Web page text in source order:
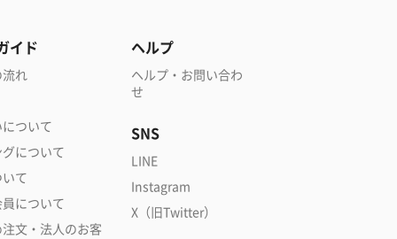
イド
れ
ついて
について
て
について
文・法人のお客
ヘルプ
ヘルプ・お問い合わ
せ
SNS
LINE
Instagram
X（旧Twitter）